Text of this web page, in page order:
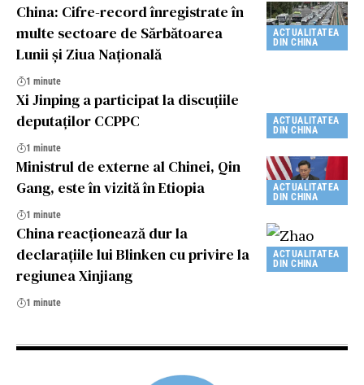
ACTUALITATEA
DIN CHINA
China: Cifre-record înregistrate în
multe sectoare de Sărbătoarea
Lunii și Ziua Națională
1 minute
ACTUALITATEA
DIN CHINA
Xi Jinping a participat la discuţiile
deputaţilor CCPPC
1 minute
ACTUALITATEA
DIN CHINA
Ministrul de externe al Chinei, Qin
Gang, este în vizită în Etiopia
1 minute
ACTUALITATEA
DIN CHINA
China reacționează dur la
declarațiile lui Blinken cu privire la
regiunea Xinjiang
1 minute